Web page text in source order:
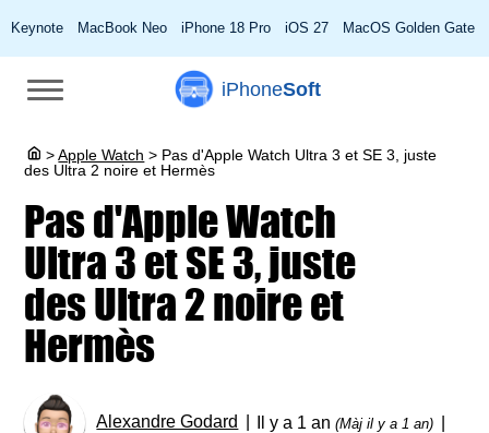
Keynote MacBook Neo iPhone 18 Pro iOS 27 MacOS Golden Gate
iPhoneSoft
> Apple Watch > Pas d'Apple Watch Ultra 3 et SE 3, juste
des Ultra 2 noire et Hermès
Pas d'Apple Watch
Ultra 3 et SE 3, juste
des Ultra 2 noire et
Hermès
Alexandre Godard Il y a 1 an(Màj il y a 1 an)